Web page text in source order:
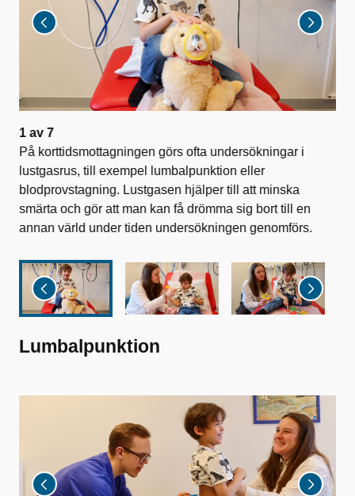
1 av 7
På korttidsmottagningen görs ofta undersökningar i
lustgasrus, till exempel lumbalpunktion eller
blodprovstagning. Lustgasen hjälper till att minska
smärta och gör att man kan få drömma sig bort till en
annan värld under tiden undersökningen genomförs.
Lumbalpunktion